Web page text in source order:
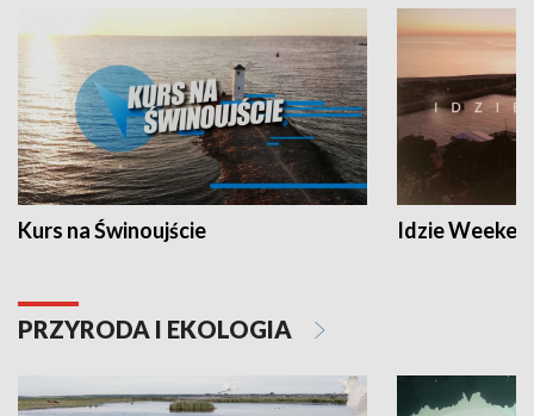
Kurs na Świnoujście Idzie
PRZYRODA I EKOLOGIA